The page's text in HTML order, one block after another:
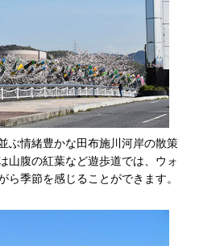
ぶ情緒豊かな田布施川河岸の散策
山腹の紅葉など遊歩道では、ウォ
ら季節を感じることができます。